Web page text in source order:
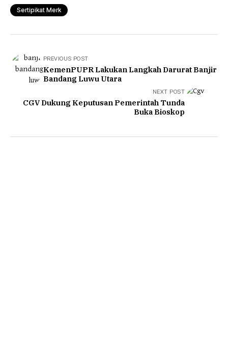
Sertipikat Merk
PREVIOUS POST
KemenPUPR Lakukan Langkah Darurat Banjir
Bandang Luwu Utara
NEXT POST
CGV Dukung Keputusan Pemerintah Tunda
Buka Bioskop